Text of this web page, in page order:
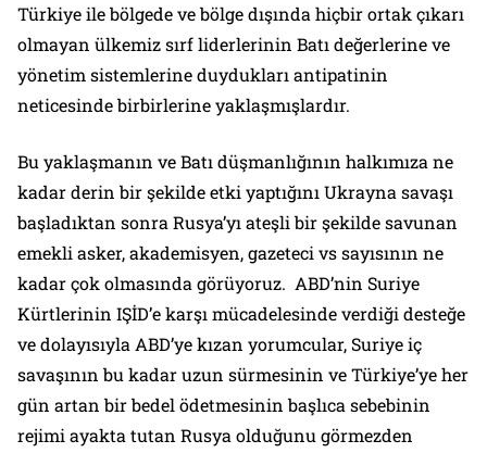
Türkiye ile bölgede ve bölge dışında hiçbir ortak çıkarı
olmayan ülkemiz sırf liderlerinin Batı değerlerine ve
yönetim sistemlerine duydukları antipatinin
neticesinde birbirlerine yaklaşmışlardır.
Bu yaklaşmanın ve Batı düşmanlığının halkımıza ne
kadar derin bir şekilde etki yaptığını Ukrayna savaşı
başladıktan sonra Rusya’yı ateşli bir şekilde savunan
emekli asker, akademisyen, gazeteci vs sayısının ne
kadar çok olmasında görüyoruz. ABD’nin Suriye
Kürtlerinin IŞİD’e karşı mücadelesinde verdiği desteğe
ve dolayısıyla ABD’ye kızan yorumcular, Suriye iç
savaşının bu kadar uzun sürmesinin ve Türkiye’ye her
gün artan bir bedel ödetmesinin başlıca sebebinin
rejimi ayakta tutan Rusya olduğunu görmezden